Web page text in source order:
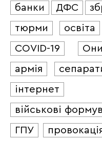
банки ДФС
тюрми
освіта
COVID-19
армія
інтернет
військові
ГПУ